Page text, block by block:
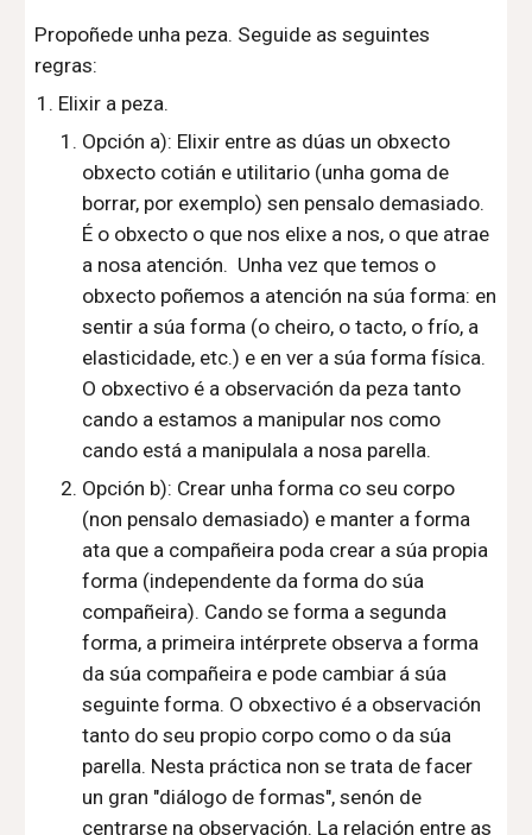
Propoñede unha peza. Seguide as seguintes
regras:
Elixir a peza.
Opción a): Elixir entre as dúas un obxecto
obxecto cotián e utilitario (unha goma de
borrar, por exemplo) sen pensalo demasiado.
É o obxecto o que nos elixe a nos, o que atrae
a nosa atención. Unha vez que temos o
obxecto poñemos a atención na súa forma: en
sentir a súa forma (o cheiro, o tacto, o frío, a
elasticidade, etc.) e en ver a súa forma física.
O obxectivo é a observación da peza tanto
cando a estamos a manipular nos como
cando está a manipulala a nosa parella.
Opción b): Crear unha forma co seu corpo
(non pensalo demasiado) e manter a forma
ata que a compañeira poda crear a súa propia
forma (independente da forma do súa
compañeira). Cando se forma a segunda
forma, a primeira intérprete observa a forma
da súa compañeira e pode cambiar á súa
seguinte forma. O obxectivo é a observación
tanto do seu propio corpo como o da súa
parella. Nesta práctica non se trata defacer
un gran "diálogo de formas",senón de
centrarse na observación. La relación entre as